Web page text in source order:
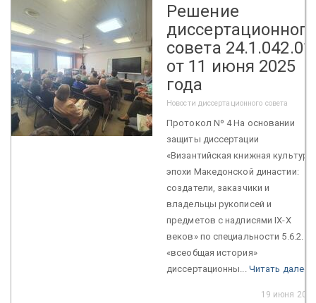
Решение
диссертационного
совета 24.1.042.01.
от 11 июня 2025
года
Новости диссертационного совета
Протокол Nº 4 На основании
защиты диссертации
«Византийская книжная культура
эпохи Македонской династии:
создатели, заказчики и
владельцы рукописей и
предметов с надписями IX-X
веков» по специальности 5.6.2. –
«всеобщая история»
диссертационны... Читать далее
19 июня 2025